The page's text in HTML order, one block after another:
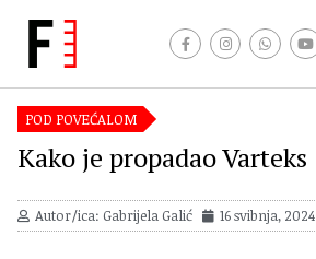
POD POVEĆALOM
Kako je propadao Varteks
Autor/ica: Gabrijela Galić 16 svibnja, 2024